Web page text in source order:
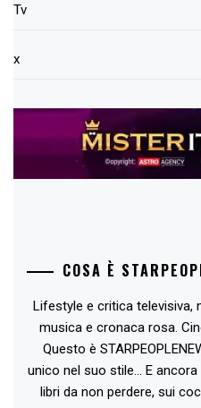
Tv
x
COSA È
Lifestyle e critica televisiva,
musica e cronaca rosa.
Questo è
unico nel suo stile... E
libri da non perdere, sui